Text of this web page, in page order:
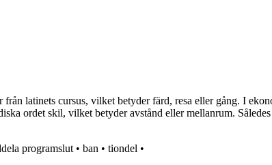
latinets cursus, vilket betyder färd, resa eller gång. I
ordet skil, vilket betyder avstånd eller mellanrum.
programslut • ban • tiondel •